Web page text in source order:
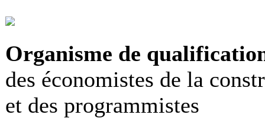
Organisme de
des économistes de la
et des programmistes